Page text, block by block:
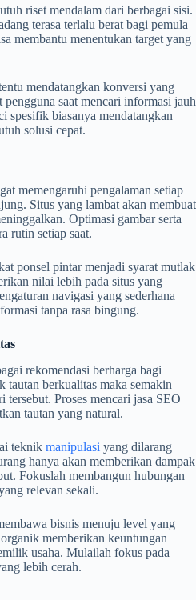
riset mendalam dari berbagai sisi.
terasa terlalu berat bagi pemula
membantu menentukan target yang
mendatangkan konversi yang
saat mencari informasi jauh
spesifik biasanya mendatangkan
solusi cepat.
memengaruhi pengalaman setiap
Situs yang lambat akan membuat
Optimasi gambar serta
rutin setiap saat.
ponsel pintar menjadi syarat mutlak
nilai lebih pada situs yang
navigasi yang sederhana
tanpa rasa bingung.
rekomendasi berharga bagi
tautan berkualitas maka semakin
tersebut. Proses mencari jasa SEO
tautan yang natural.
teknik manipulasi yang dilarang
hanya akan memberikan dampak
Fokuslah membangun hubungan
relevan sekali.
bisnis menuju level yang
memberikan keuntungan
usaha. Mulailah fokus pada
lebih cerah.